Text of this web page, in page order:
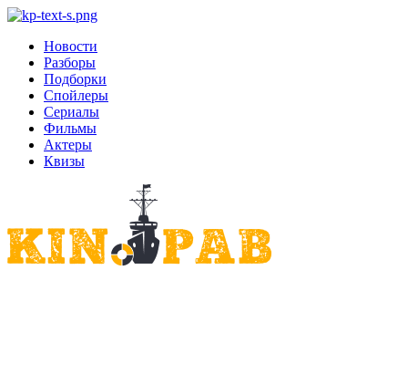
Новости
Разборы
Подборки
Спойлеры
Сериалы
Фильмы
Актеры
Квизы